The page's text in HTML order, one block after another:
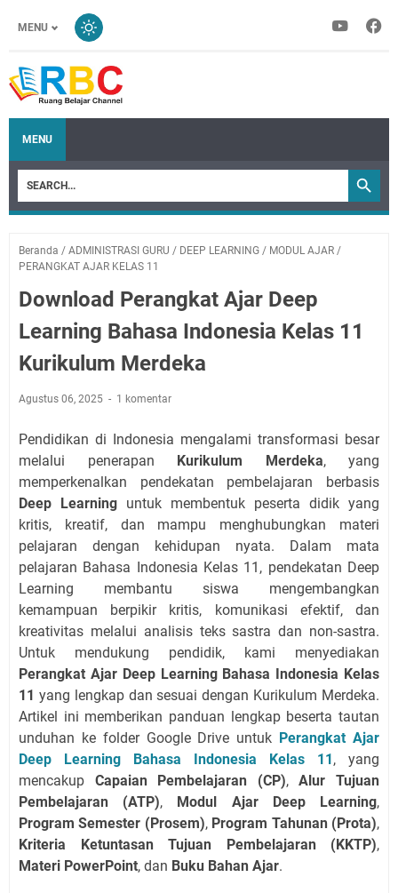
MENU
MENU
Beranda / ADMINISTRASI GURU / DEEP LEARNING / MODUL AJAR /
PERANGKAT AJAR KELAS 11
Download Perangkat Ajar Deep
Learning Bahasa Indonesia Kelas 11
Kurikulum Merdeka
Agustus 06, 2025 1 komentar
Pendidikan di Indonesia mengalami transformasi besar
melalui penerapan Kurikulum Merdeka, yang
memperkenalkan pendekatan pembelajaran berbasis
Deep Learning untuk membentuk peserta didik yang
kritis, kreatif, dan mampu menghubungkan materi
pelajaran dengan kehidupan nyata. Dalam mata
pelajaran Bahasa Indonesia Kelas 11, pendekatan Deep
Learning membantu siswa mengembangkan
kemampuan berpikir kritis, komunikasi efektif, dan
kreativitas melalui analisis teks sastra dan non-sastra.
Untuk mendukung pendidik, kami menyediakan
Perangkat Ajar Deep Learning Bahasa Indonesia Kelas
11 yang lengkap dan sesuai dengan Kurikulum Merdeka.
Artikel ini memberikan panduan lengkap beserta tautan
unduhan ke folder Google Drive untuk Perangkat Ajar
Deep Learning Bahasa Indonesia Kelas 11, yang
mencakup Capaian Pembelajaran (CP),Alur Tujuan
Pembelajaran (ATP), Modul Ajar Deep Learning,
Program Semester (Prosem), Program Tahunan (Prota),
Kriteria Ketuntasan Tujuan Pembelajaran (KKTP),
Materi PowerPoint, dan Buku Bahan Ajar.